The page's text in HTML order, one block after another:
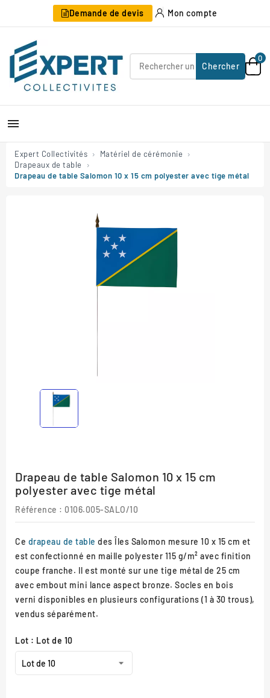
Demande de devis Mon compte
Chercher
0

Expert Collectivités
Matériel de cérémonie
Drapeaux de table
Drapeau de table Salomon 10 x 15 cm polyester avec tige métal
Drapeau de table Salomon 10 x 15 cm
polyester avec tige métal
Référence : 0106.005-SALO/10
Ce drapeau de table des Îles Salomon mesure 10 x 15 cm et
est confectionné en maille polyester 115 g/m² avec finition
coupe franche. Il est monté sur une tige métal de 25 cm
avec embout mini lance aspect bronze. Socles en bois
verni disponibles en plusieurs configurations (1 à 30 trous),
vendus séparément.
Lot : Lot de 10